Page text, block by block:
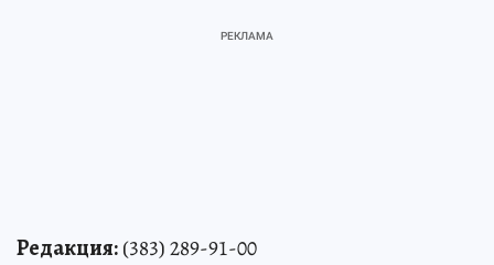
Редакция:(383) 289-91-00